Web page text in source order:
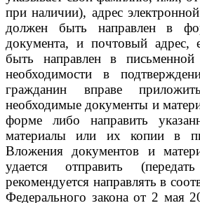
при наличии), адрес
должен быть направлен в
документа, и почтовый адрес,
быть направлен в
необходимости в
гражданин вправе
необходимые документы и
форме либо направить
материалы или их копии в
Вложения документов и
удается отправить
рекомендуется направлять в
Федерального закона от 2 мая